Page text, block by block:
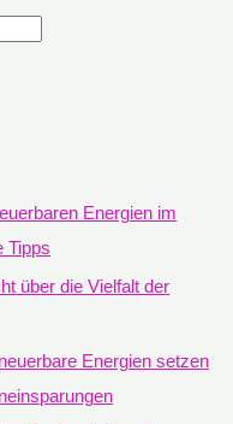
Energien im
Tipps
über die Vielfalt der
Energien setzen